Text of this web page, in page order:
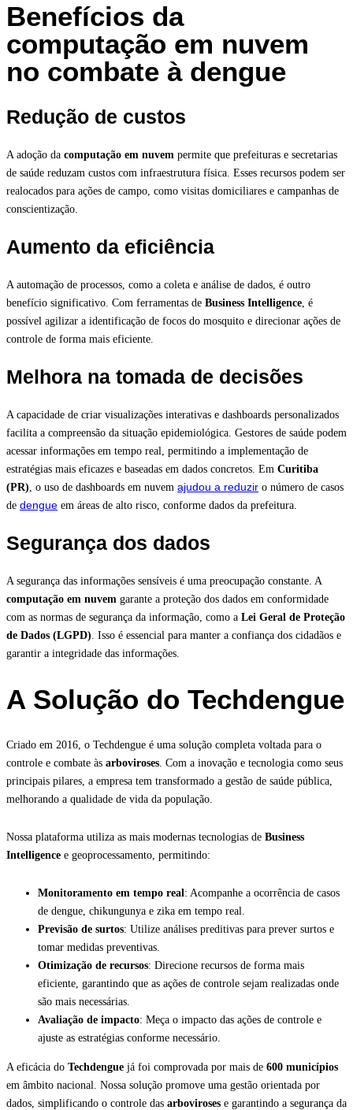
Benefícios da
computação em nuvem
no combate à dengue
Redução de custos
A adoção da computação em nuvem permite que prefeituras e secretarias
de saúde reduzam custos com infraestrutura física. Esses recursos podem ser
realocados para ações de campo, como visitas domiciliares e campanhas de
conscientização.
Aumento da eficiência
A automação de processos, como a coleta e análise de dados, é outro
benefício significativo. Com ferramentas de Business Intelligence, é
possível agilizar a identificação de focos do mosquito e direcionar ações de
controle de forma mais eficiente.
Melhora na tomada de decisões
A capacidade de criar visualizações interativas e dashboards personalizados
facilita a compreensão da situação epidemiológica. Gestores de saúde podem
acessar informações em tempo real, permitindo a implementação de
estratégias mais eficazes e baseadas em dados concretos. Em Curitiba
(PR), o uso de dashboards em nuvem ajudou a reduzir o número de casos
de dengue em áreas de alto risco, conforme dados da prefeitura.
Segurança dos dados
A segurança das informações sensíveis é uma preocupação constante. A
computação em nuvem garante a proteção dos dados em conformidade
com as normas de segurança da informação, como a Lei Geral de Proteção
de Dados (LGPD). Isso é essencial para manter a confiança dos cidadãos e
garantir a integridade das informações.
A Solução do Techdengue
Criado em 2016, o Techdengue é uma solução completa voltada para o
controle e combate às arboviroses. Com a inovação e tecnologia como seus
principais pilares, a empresa tem transformado a gestão de saúde pública,
melhorando a qualidade de vida da população.
Nossa plataforma utiliza as mais modernas tecnologias de Business
Intelligence e geoprocessamento, permitindo:
Monitoramento em tempo real: Acompanhe a ocorrência de casos
de dengue, chikungunya e zika em tempo real.
Previsão de surtos: Utilize análises preditivas para prever surtos e
tomar medidas preventivas.
Otimização de recursos: Direcione recursos de forma mais
eficiente, garantindo que as ações de controle sejam realizadas onde
são mais necessárias.
Avaliação de impacto: Meça o impacto das ações de controle e
ajuste as estratégias conforme necessário.
A eficácia do Techdengue já foi comprovada por mais de 600 municípios
em âmbito nacional. Nossa solução promove uma gestão orientada por
dados, simplificando o controle das arboviroses e garantindo a segurança da